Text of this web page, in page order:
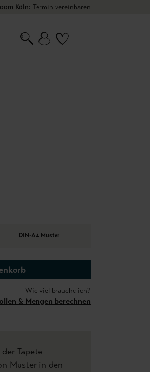
Köln: Termin vereinbaren
DIN-A4 Muster
Wie viel brauche ich?
& Mengen berechnen
Tapete
Muster in den